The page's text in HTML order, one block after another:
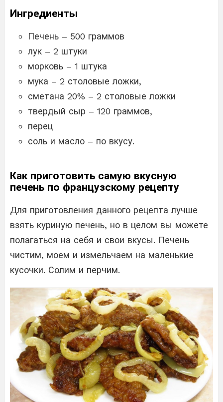
Ингредиенты
Печень – 500 граммов
лук – 2 штуки
морковь – 1 штука
мука – 2 столовые ложки,
сметана 20% – 2 столовые ложки
твердый сыр – 120 граммов,
перец
соль и масло – по вкусу.
Как приготовить самую вкусную
печень по французскому рецепту
Для приготовления данного рецепта лучше
взять куриную печень, но в целом вы можете
полагаться на себя и свои вкусы. Печень
чистим, моем и измельчаем на маленькие
кусочки. Солим и перчим.